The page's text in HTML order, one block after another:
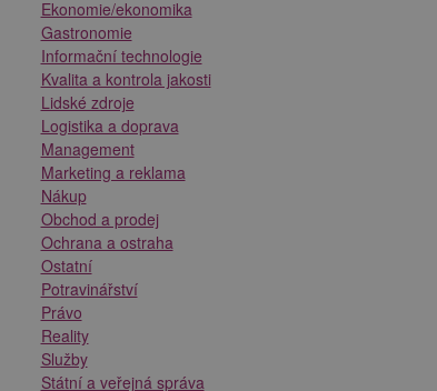
Ekonomie/ekonomika
Gastronomie
Informační technologie
Kvalita a kontrola jakosti
Lidské zdroje
Logistika a doprava
Management
Marketing a reklama
Nákup
Obchod a prodej
Ochrana a ostraha
Ostatní
Potravinářství
Právo
Reality
Služby
Státní a veřejná správa